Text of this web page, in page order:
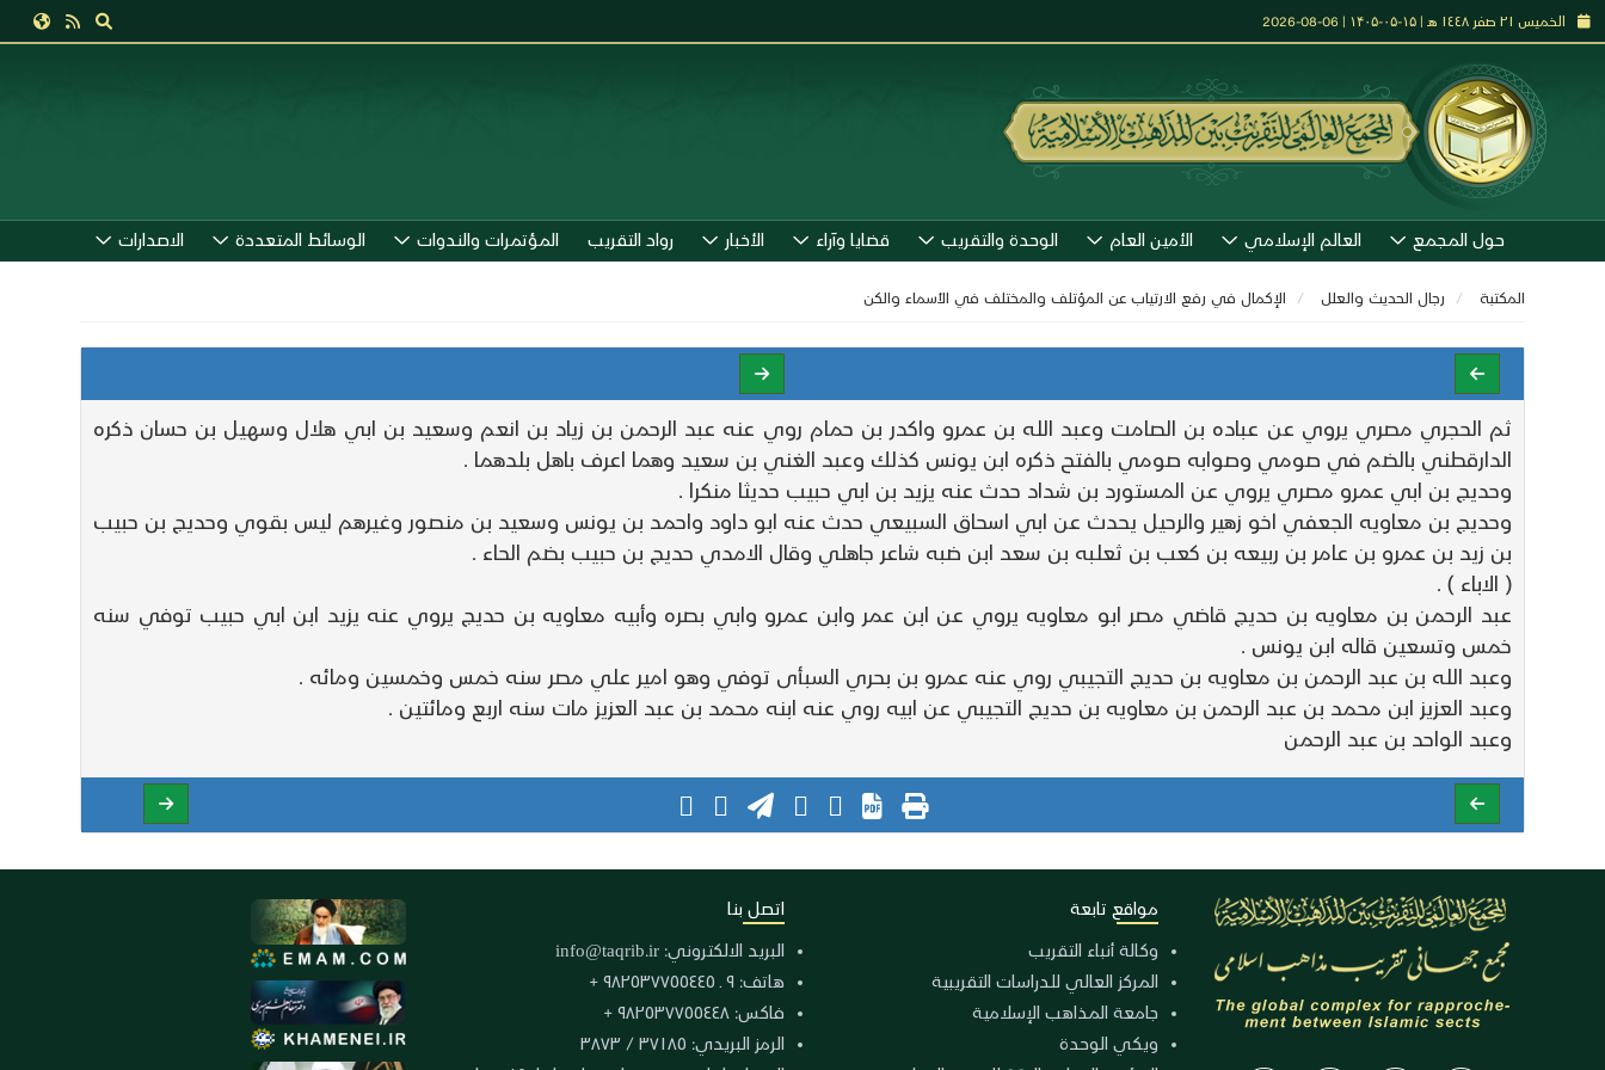
الخميس ٢١ صفر ١٤٤٨ هـ | ۱۵-۰۵-۱۴۰۵ | 06-08-2026
حول المجمع العالم الإسلامي الأمين العام الوحدة والتقريب قضايا وآراء الأخبار رواد التقريب المؤتمرات والندوات الوسائط المتعددة الاصدارات
المكتبة رجال الحديث والعلل الإكمال في رفع الارتياب عن المؤتلف والمختلف في الأسماء والكن
ثم الحجري مصري يروي عن عباده بن الصامت وعبد الله بن عمرو واكدر بن حمام روي عنه عبد الرحمن بن زياد بن انعم وسعيد بن ابي هلال وسهيل بن حسان ذكره
الدارقطني بالضم في صومي وصوابه صومي بالفتح ذكره ابن يونس كذلك وعبد الغني بن سعيد وهما اعرف باهل بلدهما .
وحديج بن ابي عمرو مصري يروي عن المستورد بن شداد حدث عنه يزيد بن ابي حبيب حديثا منكرا .
وحديج بن معاويه الجعفي اخو زهير والرحيل يحدث عن ابي اسحاق السبيعي حدث عنه ابو داود واحمد بن يونس وسعيد بن منصور وغيرهم ليس بقوي وحديج بن حبيب
بن زيد بن عمرو بن عامر بن ربيعه بن كعب بن ثعلبه بن سعد ابن ضبه شاعر جاهلي وقال الامدي حديج بن حبيب بضم الحاء .
( الاباء ) .
عبد الرحمن بن معاويه بن حديج قاضي مصر ابو معاويه يروي عن ابن عمر وابن عمرو وابي بصره وأبيه معاويه بن حديج يروي عنه يزيد ابن ابي حبيب توفي سنه
خمس وتسعين قاله ابن يونس .
وعبد الله بن عبد الرحمن بن معاويه بن حديج التجيبي روي عنه عمرو بن بحري السبأى توفي وهو امير علي مصر سنه خمس وخمسين ومائه .
وعبد العزيز ابن محمد بن عبد الرحمن بن معاويه بن حديج التجيبي عن ابيه روي عنه ابنه محمد بن عبد العزيز مات سنه اربع ومائتين .
وعبد الواحد بن عبد الرحمن
مواقع تابعة
وكالة أنباء التقريب
المركز العالي للدراسات التقريبية
جامعة المذاهب الإسلامية
ويكي الوحدة
اتصل بنا
البريد الالكتروني: info@taqrib.ir
هاتف: ٩ ـ ٩٨٢٥٣٧٧٥٥٤٤٥ +
فاكس: ٩٨٢٥٣٧٧٥٥٤٤٨ +
الرمز البريدي: ٣٧١٨٥ / ٣٨٧٣